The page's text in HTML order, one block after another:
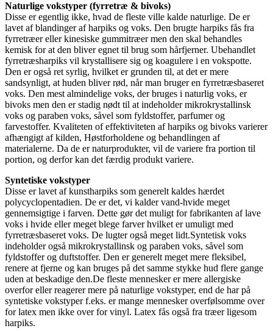
Naturlige vokstyper (fyrretræ & bivoks)
Disse er egentlig ikke, hvad de fleste ville kalde naturlige. De er
lavet af blandinger af harpiks og voks. Den brugte harpiks fås fra
fyrretræer eller kinesiske gummitræer men den skal behandles
kemisk for at den bliver egnet til brug som hårfjerner. Ubehandlet
fyrretræsharpiks vil krystallisere sig og koagulere i en vokspotte.
Den er også ret syrlig, hvilket er grunden til, at det er mere
sandsynligt, at huden bliver rød, når man bruger en fyrretræsbaseret
voks. Den mest almindelige voks, der bruges i naturlig voks, er
bivoks men den er stadig nødt til at indeholder mikrokrystallinsk
voks og paraben voks, såvel som fyldstoffer, parfumer og
farvestoffer. Kvaliteten of effektiviteten af harpiks og bivoks varierer
afhængigt af kilden, Høstforholdene og behandlingen af
materialerne. Da de er naturprodukter, vil de variere fra portion til
portion, og derfor kan det færdig produkt variere.
Syntetiske vokstyper
Disse er lavet af kunstharpiks som generelt kaldes hærdet
polycyclopentadien. De er det, vi kalder vand-hvide meget
gennemsigtige i farven. Dette gør det muligt for fabrikanten af lave
voks i hvide eller meget blege farver hvilket er umuligt med
fyrretræsbaseret voks. De lugter også meget lidt.Syntetisk voks
indeholder også mikrokrystallinsk og paraben voks, såvel som
fyldstoffer og duftstoffer. Den er generelt meget mere fleksibel,
renere at fjerne og kan bruges på det samme stykke hud flere gange
uden at beskadige den.De fleste mennesker er mere allergiske
overfor eller reagerer mere på naturlige vokstyper, end de har på
syntetiske vokstyper f.eks. er mange mennesker overfølsomme over
for latex men ikke over for vinyl. Latex fås også fra træer ligesom
harpiks.